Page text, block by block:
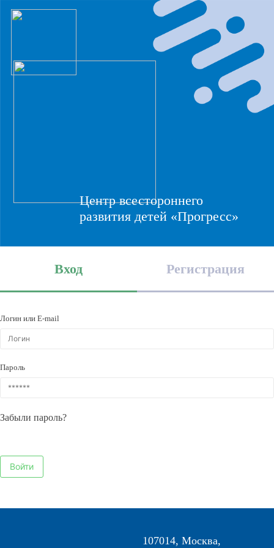
Центр всестороннего
развития детей «Прогресс»
Вход Регистрация
Логин или E-mail
Пароль
Забыли пароль?
107014, Москва,